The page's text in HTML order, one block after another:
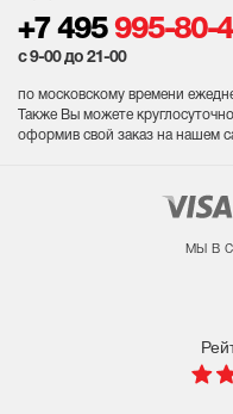
+7 495 995-80-
с 9-00 до 21-00
по московскому времени
Также Вы можете
оформив свой заказ на нашем
мы в